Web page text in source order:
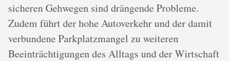
sicheren Gehwegen sind drängende Probleme.
Zudem führt der hohe Autoverkehr und der damit
verbundene Parkplatzmangel zu weiteren
Beeinträchtigungen des Alltags und der Wirtschaft